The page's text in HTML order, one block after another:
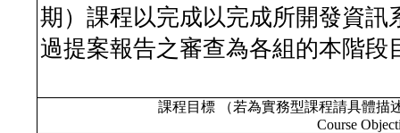
期）課程以完成以完成所開發資
過提案報告之審查為各組的本階段
課程目標 （若為實務型課程請具體描
Course